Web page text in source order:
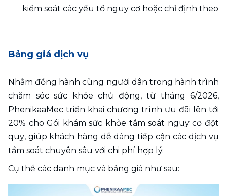
kiểm soát các yếu tố nguy cơ hoặc chỉ định theo
Bảng giá dịch vụ
Nhằm đồng hành cùng người dân trong hành trình
chăm sóc sức khỏe chủ động, từ tháng 6/2026,
PhenikaaMec triển khai chương trình ưu đãi lên tới
20% cho Gói khám sức khỏe tầm soát nguy cơ đột
quỵ, giúp khách hàng dễ dàng tiếp cận các dịch vụ
tầm soát chuyên sâu với chi phí hợp lý.
Cụ thể các danh mục và bảng giá như sau: